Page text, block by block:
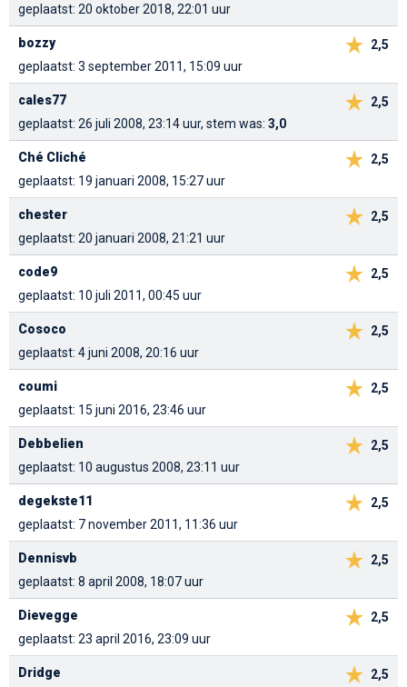
geplaatst: 20 oktober 2018, 22:01 uur
2,5
bozzy
geplaatst: 3 september 2011, 15:09 uur
2,5
cales77
geplaatst: 26 juli 2008, 23:14 uur, stem was: 3,0
2,5
Ché Cliché
geplaatst: 19 januari 2008, 15:27 uur
2,5
chester
geplaatst: 20 januari 2008, 21:21 uur
2,5
code9
geplaatst: 10 juli 2011, 00:45 uur
2,5
Cosoco
geplaatst: 4 juni 2008, 20:16 uur
2,5
coumi
geplaatst: 15 juni 2016, 23:46 uur
2,5
Debbelien
geplaatst: 10 augustus 2008, 23:11 uur
2,5
degekste11
geplaatst: 7 november 2011, 11:36 uur
2,5
Dennisvb
geplaatst: 8 april 2008, 18:07 uur
2,5
Dievegge
geplaatst: 23 april 2016, 23:09 uur
2,5
Dridge